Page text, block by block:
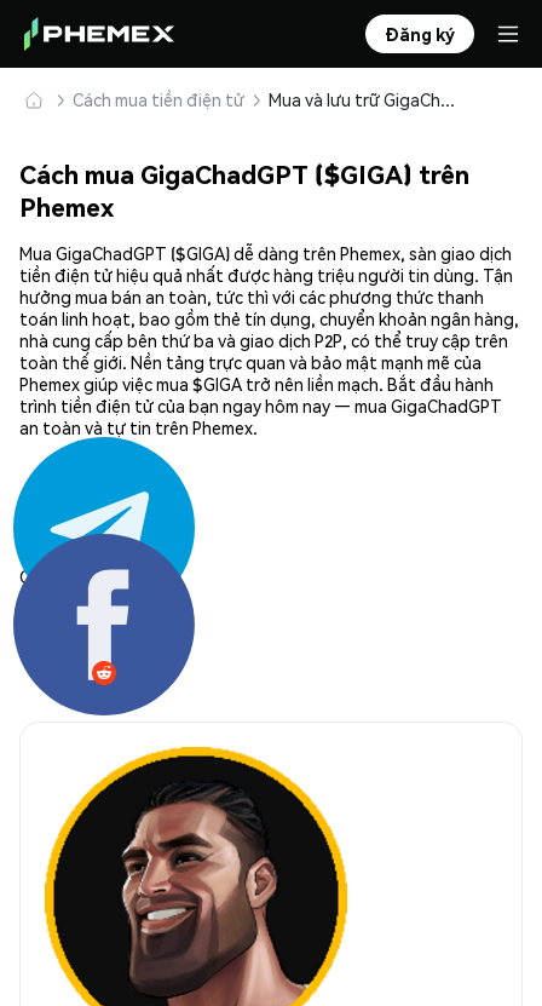
Đăng ký
Cách mua tiền điện tử Mua và lưu trữ GigaChadGPT ($GIGA) an toàn
Cách mua GigaChadGPT ($GIGA) trên
Phemex
Mua GigaChadGPT ($GIGA) dễ dàng trên Phemex, sàn giao dịch
tiền điện tử hiệu quả nhất được hàng triệu người tin dùng. Tận
hưởng mua bán an toàn, tức thì với các phương thức thanh
toán linh hoạt, bao gồm thẻ tín dụng, chuyển khoản ngân hàng,
nhà cung cấp bên thứ ba và giao dịch P2P, có thể truy cập trên
toàn thế giới. Nền tảng trực quan và bảo mật mạnh mẽ của
Phemex giúp việc mua $GIGA trở nên liền mạch. Bắt đầu hành
trình tiền điện tử của bạn ngay hôm nay — mua GigaChadGPT
an toàn và tự tin trên Phemex.
Chia sẻ: